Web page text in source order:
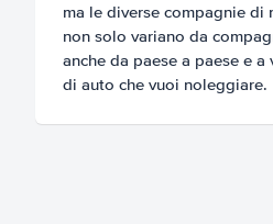
ma le diverse compagnie
non solo variano da
anche da paese a paese e
di auto che vuoi noleggiare.